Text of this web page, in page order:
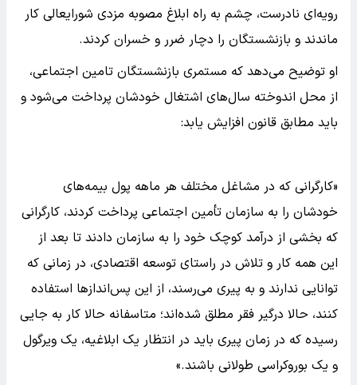
رویه‌ای نادرست، چشم به راه ابلاغ مصوبه مزدی شورایعالی کار
ماندند و بازنشستگان را دچار ضرر و خسران کردند.
او توضیح می‌دهد که مستمری بازنشستگان تامین اجتماعی،
از محل اندوخته سال‌های اشتغال خودشان پرداخت می‌شود و
باید مطابق قانون افزایش یابد:
«کارگرانی که در مشاغل مختلف هر ماهه پول بیمه‌های
خودشان را به سازمان تأمین اجتماعی پرداخت کردند، کارگرانی
که بخشی از درآمد کوچک خود را به سازمان دادند تا بعد از
این همه کار و تلاش در راستای توسعه اقتصادی، در زمانی که
توانایی ندارند و به پیری می‌رسند، از این پس‌انداز‌ها استفاده
کنند، حالا درگیر فقر مطلق شده‌اند؛ متاسفانه حالا کار به جایی
رسیده که در زمان پیری باید در انتظار یک ابلاغیه، یک ویرگول
و یک بوروکراسی طولانی باشند.»